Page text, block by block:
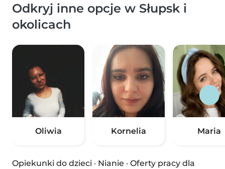
Odkryj inne opcje w Słupsk i
okolicach
Oliwia Kornelia Maria
Opiekunki do dzieci · Nianie · Oferty pracy dla